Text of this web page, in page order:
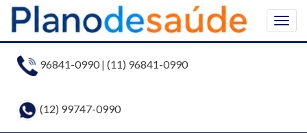
96841-0990| (11) 96841-0990
(12) 99747-0990